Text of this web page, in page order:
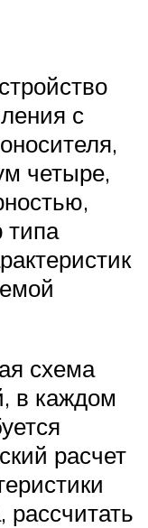
с
четыре,
схема
в каждом
расчет
рассчитать